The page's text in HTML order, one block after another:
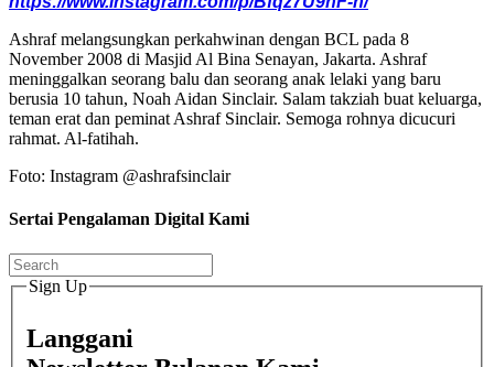
Ashraf melangsungkan perkahwinan dengan BCL pada 8
November 2008 di Masjid Al Bina Senayan, Jakarta. Ashraf
meninggalkan seorang balu dan seorang anak lelaki yang baru
berusia 10 tahun, Noah Aidan Sinclair. Salam takziah buat keluarga,
teman erat dan peminat Ashraf Sinclair. Semoga rohnya dicucuri
rahmat. Al-fatihah.
Foto: Instagram @ashrafsinclair
Sertai Pengalaman Digital Kami
Sign Up
Langgani